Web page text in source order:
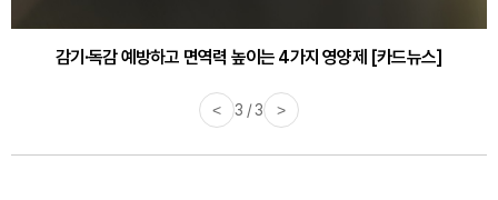
감기·독감 예방하고 면역력 높이는 4가지 영양제 [카드뉴스]
< 3 / 3 >